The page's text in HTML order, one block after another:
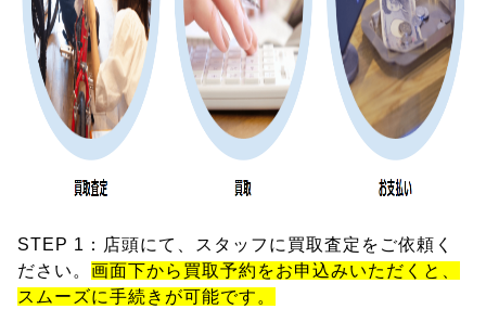
STEP 1：店頭にて、スタッフに買取査定をご依頼く
ださい。 画面下から買取予約をお申込みいただくと、
スムーズに手続きが可能です。